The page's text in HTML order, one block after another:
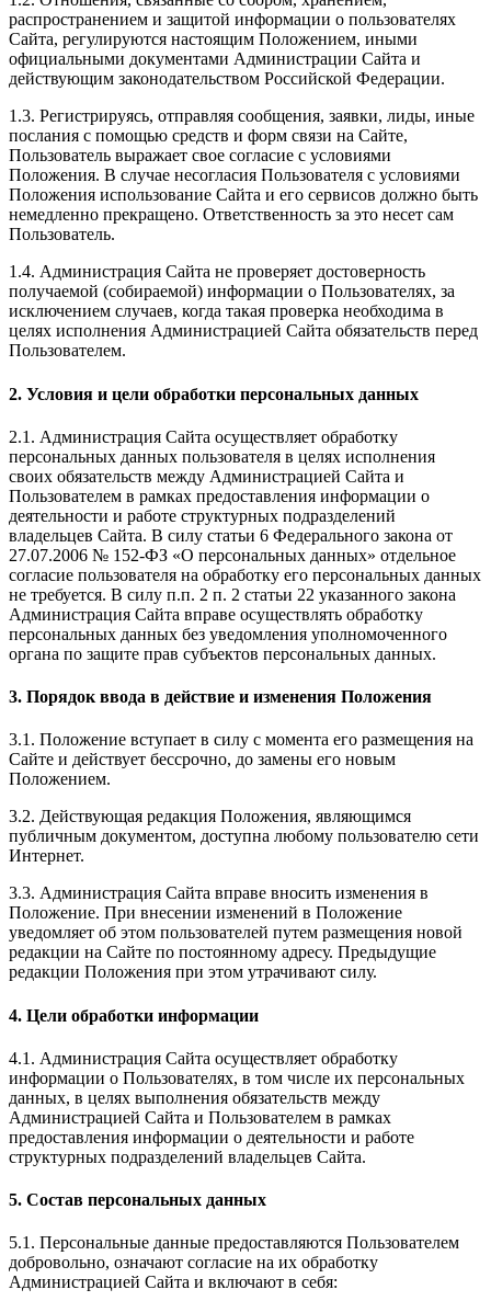
распространением и защитой информации о пользователях
Сайта, регулируются настоящим Положением, иными
официальными документами Администрации Сайта и
действующим законодательством Российской Федерации.
1.3. Регистрируясь, отправляя сообщения, заявки, лиды, иные
послания с помощью средств и форм связи на Сайте,
Пользователь выражает свое согласие с условиями
Положения. В случае несогласия Пользователя с условиями
Положения использование Сайта и его сервисов должно быть
немедленно прекращено. Ответственность за это несет сам
Пользователь.
1.4. Администрация Сайта не проверяет достоверность
получаемой (собираемой) информации о Пользователях, за
исключением случаев, когда такая проверка необходима в
целях исполнения Администрацией Сайта обязательств перед
Пользователем.
2. Условия и цели обработки персональных данных
2.1. Администрация Сайта осуществляет обработку
персональных данных пользователя в целях исполнения
своих обязательств между Администрацией Сайта и
Пользователем в рамках предоставления информации о
деятельности и работе структурных подразделений
владельцев Сайта. В силу статьи 6 Федерального закона от
27.07.2006 № 152-ФЗ «О персональных данных» отдельное
согласие пользователя на обработку его персональных данных
не требуется. В силу п.п. 2 п. 2 статьи 22 указанного закона
Администрация Сайта вправе осуществлять обработку
персональных данных без уведомления уполномоченного
органа по защите прав субъектов персональных данных.
3. Порядок ввода в действие и изменения Положения
3.1. Положение вступает в силу с момента его размещения на
Сайте и действует бессрочно, до замены его новым
Положением.
3.2. Действующая редакция Положения, являющимся
публичным документом, доступна любому пользователю сети
Интернет.
3.3. Администрация Сайта вправе вносить изменения в
Положение. При внесении изменений в Положение
уведомляет об этом пользователей путем размещения новой
редакции на Сайте по постоянному адресу. Предыдущие
редакции Положения при этом утрачивают силу.
4. Цели обработки информации
4.1. Администрация Сайта осуществляет обработку
информации о Пользователях, в том числе их персональных
данных, в целях выполнения обязательств между
Администрацией Сайта и Пользователем в рамках
предоставления информации о деятельности и работе
структурных подразделений владельцев Сайта.
5. Состав персональных данных
5.1. Персональные данные предоставляются Пользователем
добровольно, означают согласие на их обработку
Администрацией Сайта и включают в себя: